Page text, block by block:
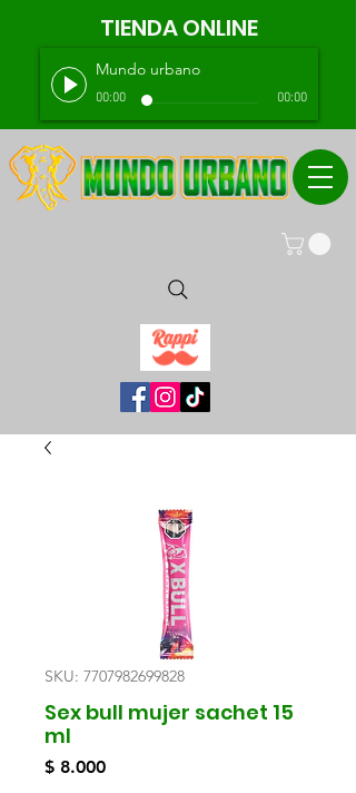
TIENDA ONLINE
Mundo urbano
00:00 00:00
SKU: 7707982699828
Sex bull mujer sachet 15
ml
$ 8.000Precio